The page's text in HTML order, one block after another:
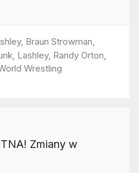
, Braun Strowman
Lashley, Randy Orton
Wrestling
Zmiany w